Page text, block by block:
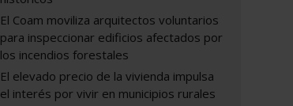
El Coam moviliza arquitectos voluntarios
para inspeccionar edificios afectados por
los incendios forestales
El elevado precio de la vivienda impulsa
el interés por vivir en municipios rurales